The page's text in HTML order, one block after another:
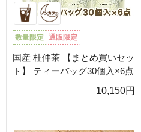
数量限定 通販限定
国産 杜仲茶 【まとめ買いセッ
ト】 ティーバッグ30個入×6点
10,150円